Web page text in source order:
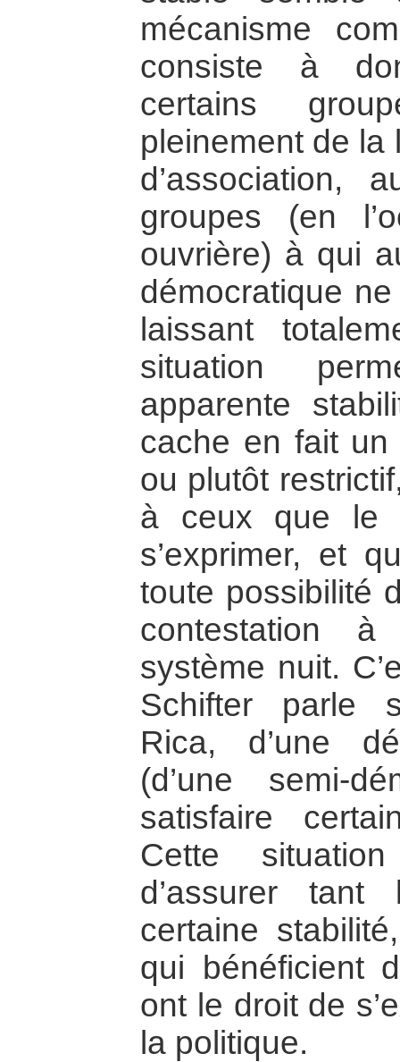
mécanisme
consiste à
certains
pleinement de la
d’association,
groupes (en
ouvrière) à qui
démocratique
laissant
situation
apparente
cache en fait un
ou plutôt
à ceux que le
s’exprimer, et
toute possibilité
contestation
système nuit.
Schifter parle
Rica, d’une
(d’une semi-
satisfaire
Cette
d’assurer
certaine
qui bénéficient
ont le droit de
la politique.